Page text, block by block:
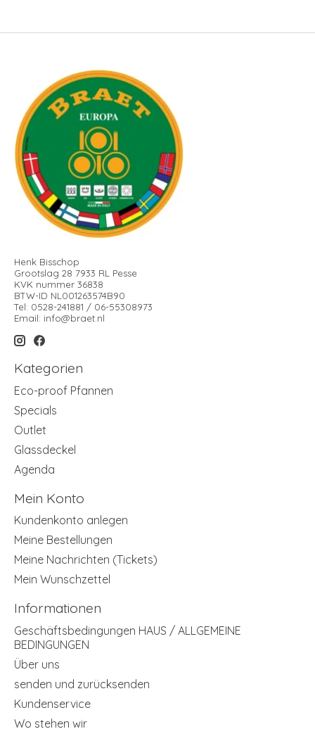
Henk Bisschop
Grootslag 28 7933 RL Pesse
KVK nummer 36838
BTW-ID NL001263574B90
Tel: 0528-241881 / 06-55308973
Email: info@braet.nl
Kategorien
Eco-proof Pfannen
Specials
Outlet
Glassdeckel
Agenda
Mein Konto
Kundenkonto anlegen
Meine Bestellungen
Meine Nachrichten (Tickets)
Mein Wunschzettel
Informationen
Geschäftsbedingungen HAUS / ALLGEMEINE
BEDINGUNGEN
Über uns
senden und zurücksenden
Kundenservice
Wo stehen wir